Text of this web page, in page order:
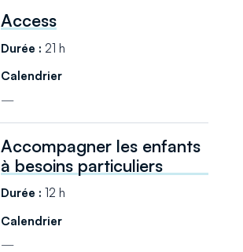
Access
21 h
—
Accompagner les enfants
à besoins particuliers
12 h
—